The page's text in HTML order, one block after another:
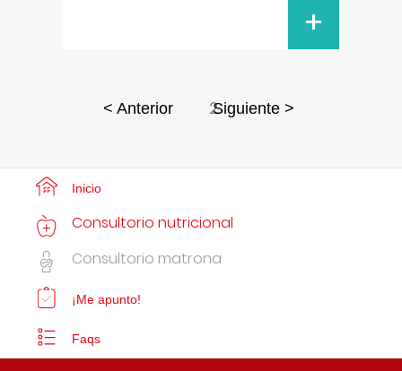
+
< Anterior 2Siguiente >
Inicio
Consultorio nutricional
Consultorio matrona
¡Me apunto!
Faqs